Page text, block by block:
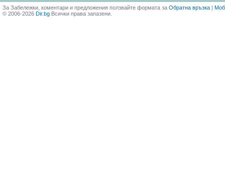
За Забележки, коментари и предложения ползвайте формата за Обратна връзка |
© 2006-2026 Dir.bg Всички права запазени.